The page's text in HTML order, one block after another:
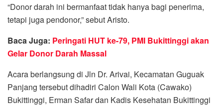
“Donor darah ini bermanfaat tidak hanya bagi penerima,
tetapi juga pendonor,” sebut Aristo.
Baca Juga: Peringati HUT ke-79, PMI Bukittinggi akan
Gelar Donor Darah Massal
Acara berlangsung di Jln Dr. Arivai, Kecamatan Guguak
Panjang tersebut dihadiri Calon Wali Kota (Cawako)
Bukittinggi, Erman Safar dan Kadis Kesehatan Bukittinggi